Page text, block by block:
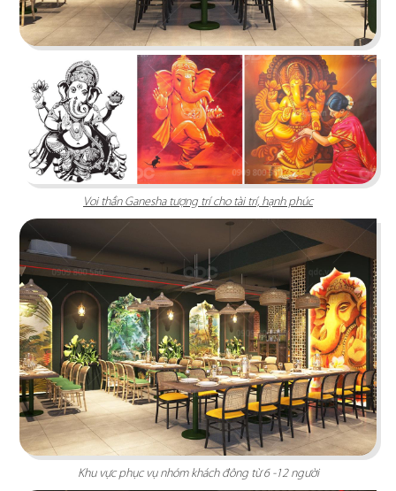
Chi tiết
CHEESE COFFEE
Thiết kế mang phong cách của một mùa hè xinh
đẹp và rực rỡ với các chi tiết tone màu vàng
sáng tươi tắn cùng các hình ảnh sống động
Chi tiết
Voi thần Ganesha tượng trí cho tài trí, hạnh phúc
Khu vực phục vụ nhóm khách đông từ 6 -12 người